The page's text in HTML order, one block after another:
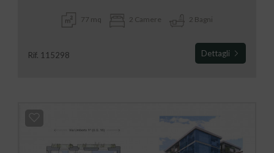
77 mq 2 Camere 2 Bagni
Rif. 115298 Dettagli